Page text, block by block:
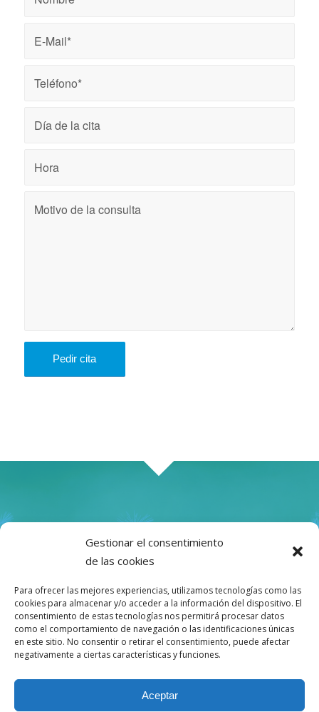
Gestionar el consentimiento
de las cookies
Para ofrecer las mejores experiencias, utilizamos tecnologías como las
cookies para almacenar y/o acceder a la información del dispositivo. El
consentimiento de estas tecnologías nos permitirá procesar datos
como el comportamiento de navegación o las identificaciones únicas
en este sitio. No consentir o retirar el consentimiento, puede afectar
negativamente a ciertas características y funciones.
Aceptar
Lo que comes puede
ayudarte a ser más de lo
que eres